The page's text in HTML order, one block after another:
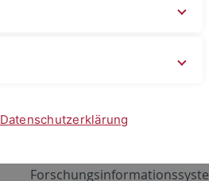
ALMA
Datenschutzerklärung